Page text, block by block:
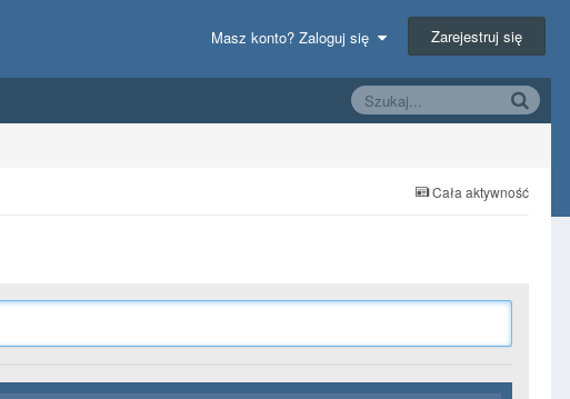
Masz konto? Zaloguj się Zarejestruj się
Cała aktywność